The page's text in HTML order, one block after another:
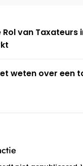
Rol van Taxateurs
weten over een